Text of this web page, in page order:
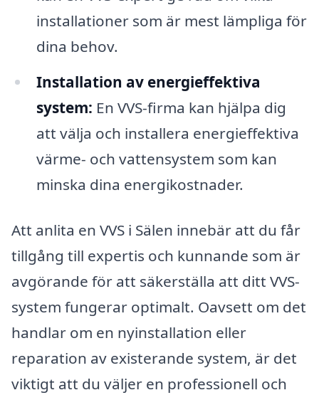
installationer som är mest lämpliga för
dina behov.
Installation av energieffektiva
system: En VVS-firma kan hjälpa dig
att välja och installera energieffektiva
värme- och vattensystem som kan
minska dina energikostnader.
Att anlita en VVS i Sälen innebär att du får
tillgång till expertis och kunnande som är
avgörande för att säkerställa att ditt VVS-
system fungerar optimalt. Oavsett om det
handlar om en nyinstallation eller
reparation av existerande system, är det
viktigt att du väljer en professionell och